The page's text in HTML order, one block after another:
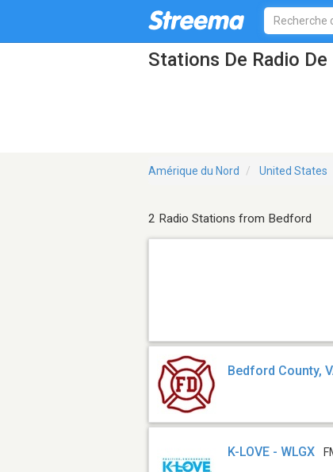
Stations De Radio
Amérique du Nord United States
2 Radio Stations from Bedford
Bedford County,
K-LOVE - WLGX